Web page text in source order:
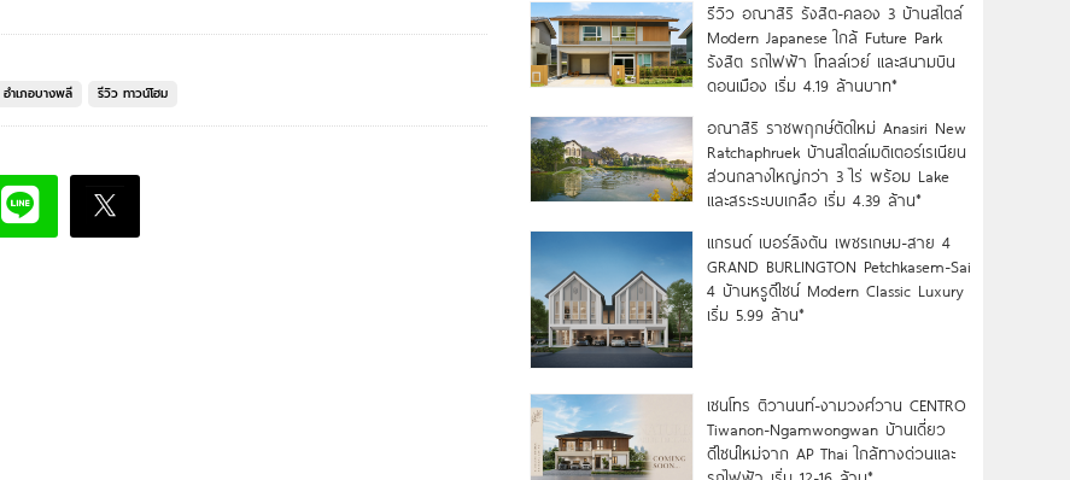
อำเภอบางพลี รีวิว ทาวน์โฮม
รีวิว อณาสิริ รังสิต-คลอง 3 บ้านสไตล์
Modern Japanese ใกล้ Future Park
รังสิต รถไฟฟ้า โทลล์เวย์ และสนามบิน
ดอนเมือง เริ่ม 4.19 ล้านบาท*
อณาสิริ ราชพฤกษ์ตัดใหม่ Anasiri New
Ratchaphruek บ้านสไตล์เมดิเตอร์เรเนียน
ส่วนกลางใหญ่กว่า 3 ไร่ พร้อม Lake
และสระระบบเกลือ เริ่ม 4.39 ล้าน*
แกรนด์ เบอร์ลิงตัน เพชรเกษม-สาย 4
GRAND BURLINGTON Petchkasem-Sai
4 บ้านหรูดีไซน์ Modern Classic Luxury
เริ่ม 5.99 ล้าน*
เซนโทร ติวานนท์-งามวงศ์วาน CENTRO
Tiwanon-Ngamwongwan บ้านเดี่ยว
ดีไซน์ใหม่จาก AP Thai ใกล้ทางด่วนและ